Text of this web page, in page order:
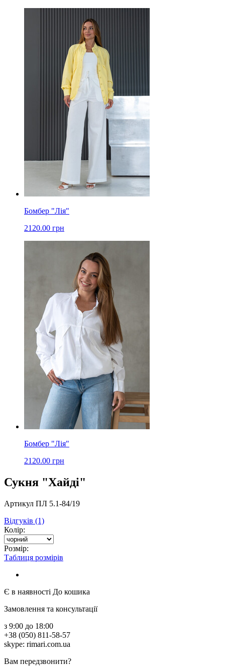
Бомбер "Лія"
2120.00 грн
Бомбер "Лія"
2120.00 грн
Сукня "Хайді"
Артикул ПЛ 5.1-84/19
Відгуків (1)
Колір:
Розмір:
Таблиця розмірів
Є в наявності До кошика
Замовлення та консультації
з 9:00 до 18:00
+38 (050) 811-58-57
skype: rimari.com.ua
Вам передзвонити?